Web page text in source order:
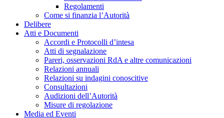
Regolamenti
Come si finanzia l’Autorità
Delibere
Atti e Documenti
Accordi e Protocolli d’intesa
Atti di segnalazione
Pareri, osservazioni RdA e altre comunicazioni
Relazioni annuali
Relazioni su indagini conoscitive
Consultazioni
Audizioni dell’Autorità
Misure di regolazione
Media ed Eventi